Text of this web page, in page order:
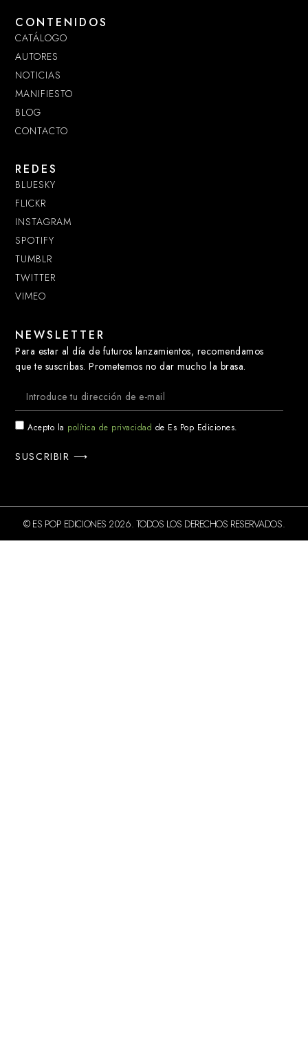
CONTENIDOS
CATÁLOGO
AUTORES
NOTICIAS
MANIFIESTO
BLOG
CONTACTO
REDES
BLUESKY
FLICKR
INSTAGRAM
SPOTIFY
TUMBLR
TWITTER
VIMEO
NEWSLETTER
Para estar al día de futuros lanzamientos, recomendamos
que te suscribas. Prometemos no dar mucho la brasa.
Acepto la política de privacidad de Es Pop Ediciones.
SUSCRIBIR ⟶
© ES POP EDICIONES 2026. TODOS LOS DERECHOS RESERVADOS.